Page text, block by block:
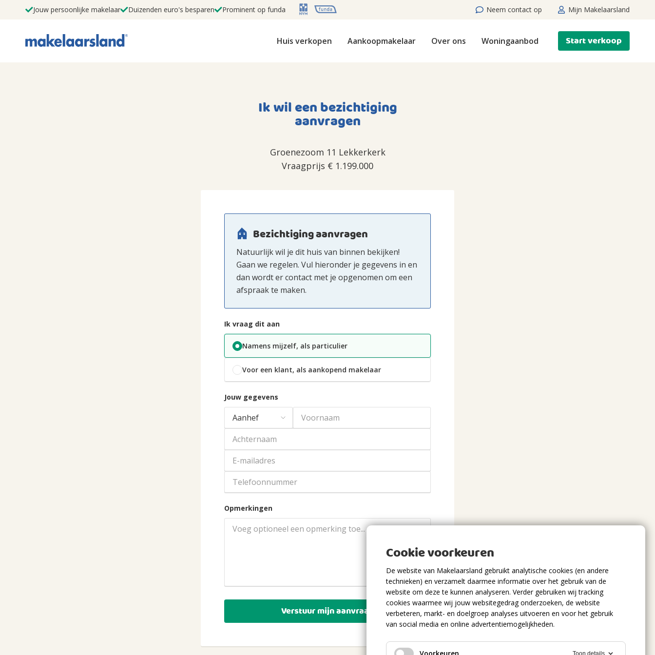
Jouw persoonlijke makelaar Duizenden euro's besparen Prominent op funda Neem contact op Mijn Makelaarsland
Huis verkopen Aankoopmakelaar Over ons Woningaanbod Start verkoop
Ik wil een bezichtiging
aanvragen
Groenezoom 11 Lekkerkerk
Vraagprijs € 1.199.000
Bezichtiging aanvragen
Natuurlijk wil je dit huis van binnen bekijken!
Gaan we regelen. Vul hieronder je gegevens in en
dan wordt er contact met je opgenomen om een
afspraak te maken.
Ik vraag dit aan
Namens mijzelf, als particulier
Voor een klant, als aankopend makelaar
Jouw gegevens
Opmerkingen
Verstuur mijn aanvraag
Cookie voorkeuren
De website van Makelaarsland gebruikt analytische cookies (en andere
technieken) en verzamelt daarmee informatie over het gebruik van de
website om deze te kunnen analyseren. Verder gebruiken wij tracking
cookies waarmee wij jouw websitegedrag onderzoeken, de website
verbeteren, markt- en doelgroep analyses uitvoeren en voor het gebruik
van social media en online advertentiemogelijkheden.
Toon details